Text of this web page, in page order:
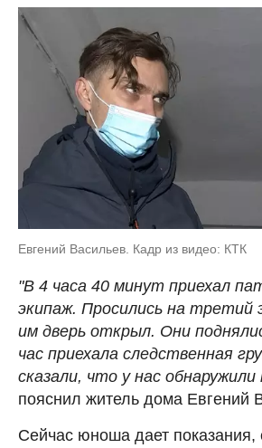
Евгений Васильев. Кадр из видео: КТК
"В 4 часа 40 минут приехал
экипаж. Просились на
им дверь открыл. Они
час приехала следственная
сказали, что у нас
пояснил житель дома Евгений
Сейчас юноша дает показания,